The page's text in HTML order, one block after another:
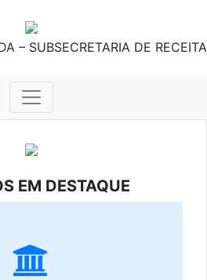
– SUBSECRETARIA DE RECEITA
EM DESTAQUE